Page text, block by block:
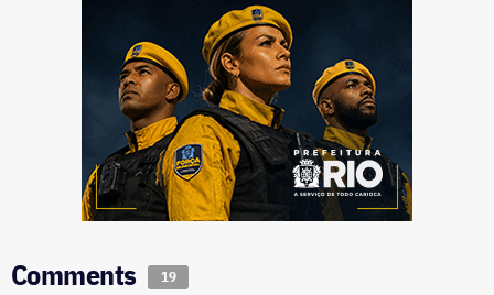
Comments 19